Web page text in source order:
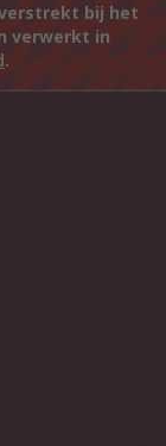
bij het
verwerkt in
.